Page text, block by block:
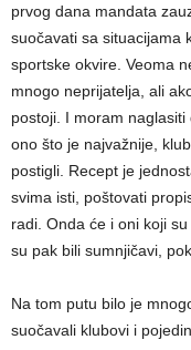
prvog dana mandata
suočavati sa situacijama
sportske okvire. Veoma
mnogo neprijatelja, ali
postoji. I moram
ono što je najvažnije,
postigli. Recept je
svima isti, poštovati
radi. Onda će i oni koji
su pak bili sumnjičavi,
Na tom putu bilo je
suočavali klubovi i